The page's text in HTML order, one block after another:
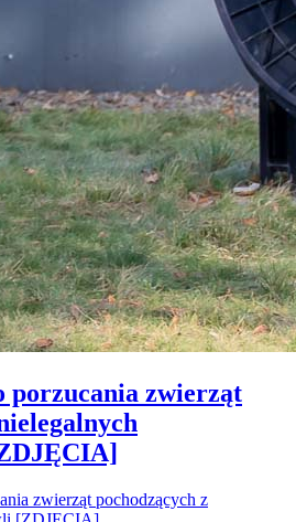
porzucania zwierząt